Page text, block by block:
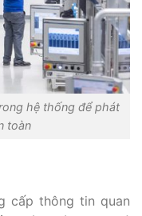
hệ thống để phát
toàn
cấp thông tin quan